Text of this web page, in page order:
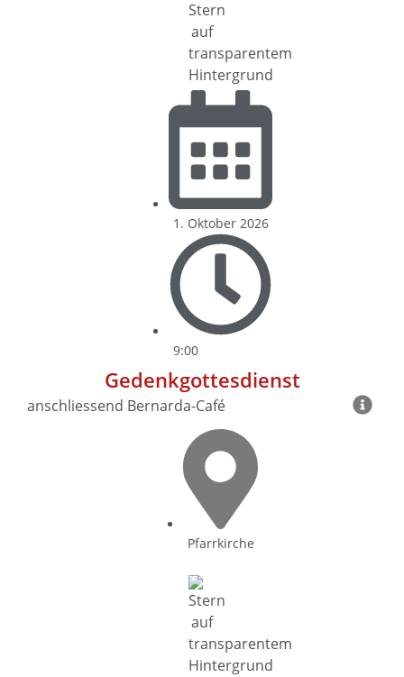
1. Oktober 2026
9:00
Gedenkgottesdienst
anschliessend Bernarda-Café
Pfarrkirche